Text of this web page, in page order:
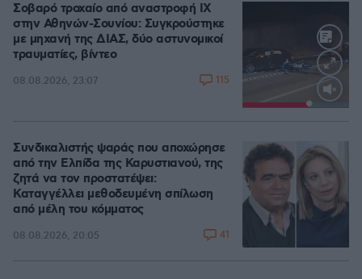
Loaded
Σοβαρό τροχαίο από αναστροφή ΙΧ
στην Αθηνών-Σουνίου: Συγκρούστηκε
με μηχανή της ΔΙΑΣ, δύο αστυνομικοί
τραυματίες, βίντεο
08.08.2026, 23:07 115
Συνδικαλιστής ψαράς που αποχώρησε
από την Ελπίδα της Καρυστιανού, της
ζητά να τον προστατέψει:
Καταγγέλλει μεθοδευμένη σπίλωση
από μέλη του κόμματος
08.08.2026, 20:05 41